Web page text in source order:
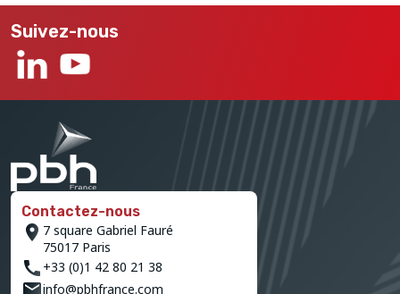
Suivez-nous
Contactez-nous
7 square Gabriel Fauré
75017 Paris
+33 (0)1 42 80 21 38
info@pbhfrance.com